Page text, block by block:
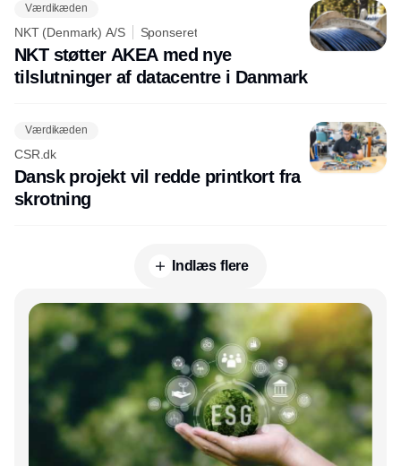
Værdikæden
NKT (Denmark) A/S Sponseret
NKT støtter AKEA med nye
tilslutninger af datacentre i Danmark
Værdikæden
CSR.dk
Dansk projekt vil redde printkort fra
skrotning
Indlæs flere
Annonce